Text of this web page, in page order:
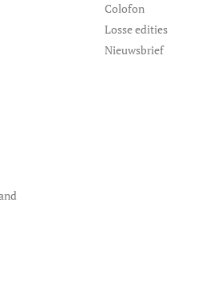
Colofon
Losse edities
Nieuwsbrief